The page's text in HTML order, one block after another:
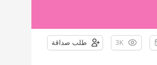
3K طلب صداقة